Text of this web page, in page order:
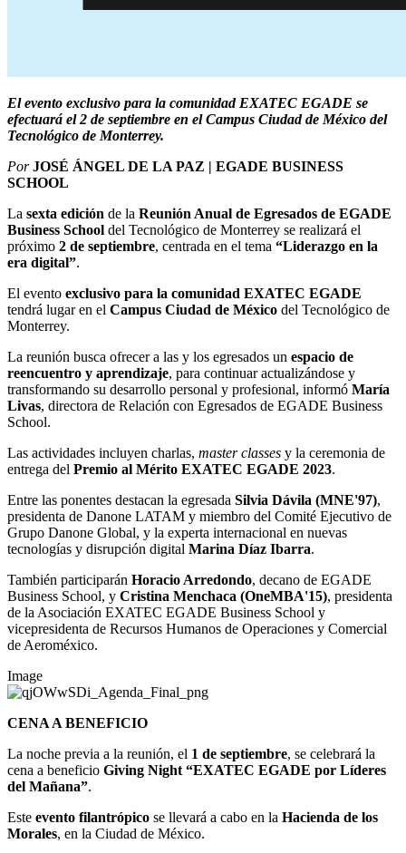
El evento exclusivo para la comunidad EXATEC EGADE se
efectuará el 2 de septiembre en el Campus Ciudad de México del
Tecnológico de Monterrey.
Por JOSÉ ÁNGEL DE LA PAZ | EGADE BUSINESS
SCHOOL
La sexta edición de la Reunión Anual de Egresados de EGADE
Business School del Tecnológico de Monterrey se realizará el
próximo 2 de septiembre, centrada en el tema “Liderazgo en la
era digital”.
El evento exclusivo para la comunidad EXATEC EGADE
tendrá lugar en el Campus Ciudad de México del Tecnológico de
Monterrey.
La reunión busca ofrecer a las y los egresados un espacio de
reencuentro y aprendizaje, para continuar actualizándose y
transformando su desarrollo personal y profesional, informó María
Livas, directora de Relación con Egresados de EGADE Business
School.
Las actividades incluyen charlas, master classes y la ceremonia de
entrega del Premio al Mérito EXATEC EGADE 2023.
Entre las ponentes destacan la egresada Silvia Dávila (MNE'97),
presidenta de Danone LATAM y miembro del Comité Ejecutivo de
Grupo Danone Global, y la experta internacional en nuevas
tecnologías y disrupción digital Marina Díaz Ibarra.
También participarán Horacio Arredondo, decano de EGADE
Business School, y Cristina Menchaca (OneMBA'15), presidenta
de la Asociación EXATEC EGADE Business School y
vicepresidenta de Recursos Humanos de Operaciones y Comercial
de Aeroméxico.
Image
CENA A BENEFICIO
La noche previa a la reunión, el 1 de septiembre, se celebrará la
cena a beneficio Giving Night “EXATEC EGADE por Líderes
del Mañana”.
Este evento filantrópico se llevará a cabo en la Hacienda de los
Morales, en la Ciudad de México.